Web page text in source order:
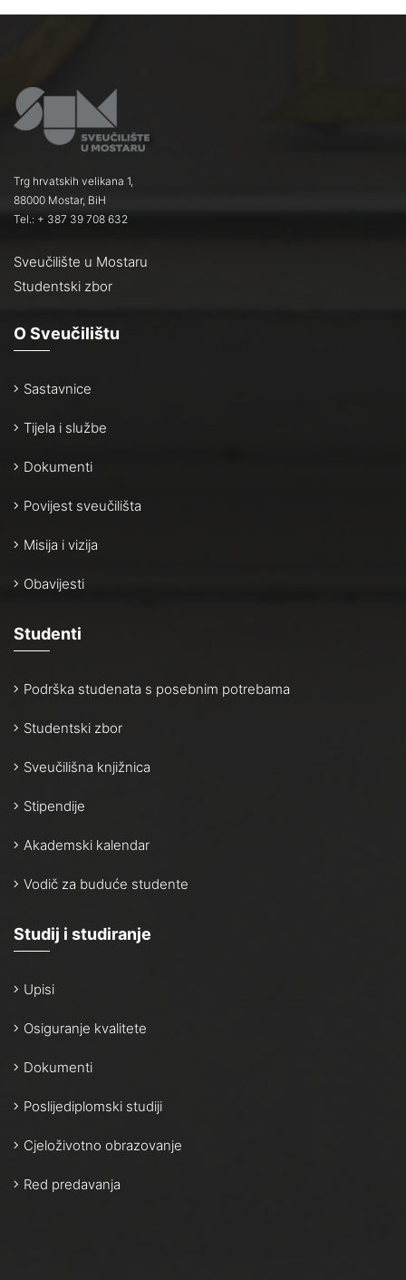
Trg hrvatskih velikana 1,
88000 Mostar, BiH
Tel.: + 387 39 708 632
Sveučilište u Mostaru
Studentski zbor
O Sveučilištu
Sastavnice
Tijela i službe
Dokumenti
Povijest sveučilišta
Misija i vizija
Obavijesti
Studenti
Podrška studenata s posebnim potrebama
Studentski zbor
Sveučilišna knjižnica
Stipendije
Akademski kalendar
Vodič za buduće studente
Studij i studiranje
Upisi
Osiguranje kvalitete
Dokumenti
Poslijediplomski studiji
Cjeloživotno obrazovanje
Red predavanja